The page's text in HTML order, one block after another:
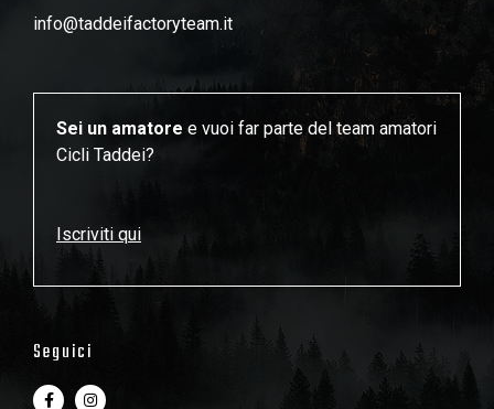
info@taddeifactoryteam.it
Sei un amatore e vuoi far parte del team amatori
Cicli Taddei?
Iscriviti qui
Seguici